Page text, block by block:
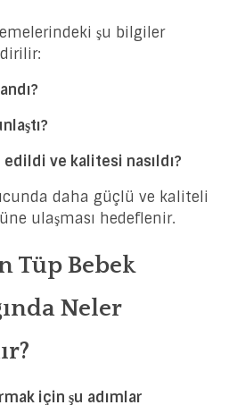
şu bilgiler
ve kalitesi nasıldı?
daha güçlü ve kaliteli
ulaşması hedeflenir.
Tüp Bebek
Neler
için şu adımlar